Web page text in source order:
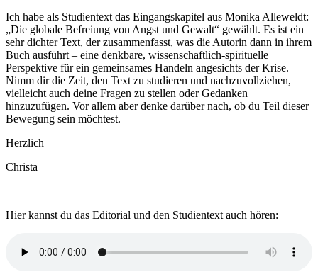
Ich habe als Studientext das Eingangskapitel aus Monika Alleweldt:
„Die globale Befreiung von Angst und Gewalt“ gewählt. Es ist ein
sehr dichter Text, der zusammenfasst, was die Autorin dann in ihrem
Buch ausführt – eine denkbare, wissenschaftlich-spirituelle
Perspektive für ein gemeinsames Handeln angesichts der Krise.
Nimm dir die Zeit, den Text zu studieren und nachzuvollziehen,
vielleicht auch deine Fragen zu stellen oder Gedanken
hinzuzufügen. Vor allem aber denke darüber nach, ob du Teil dieser
Bewegung sein möchtest.
Herzlich
Christa
Hier kannst du das Editorial und den Studientext auch hören: